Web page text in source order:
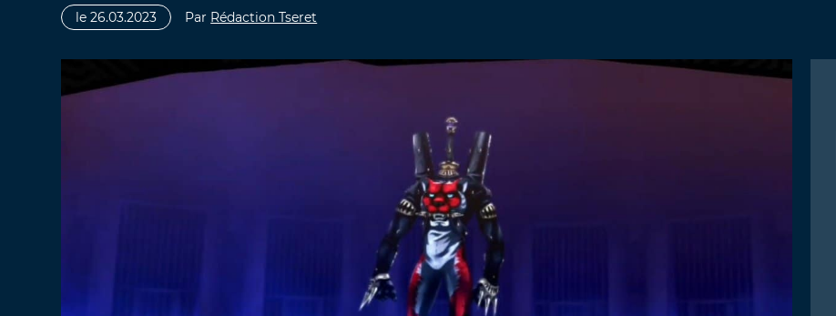
le 26.03.2023 Par Rédaction Tseret